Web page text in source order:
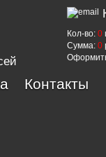
Кол-во: 0
Сумма: 0
Контакты